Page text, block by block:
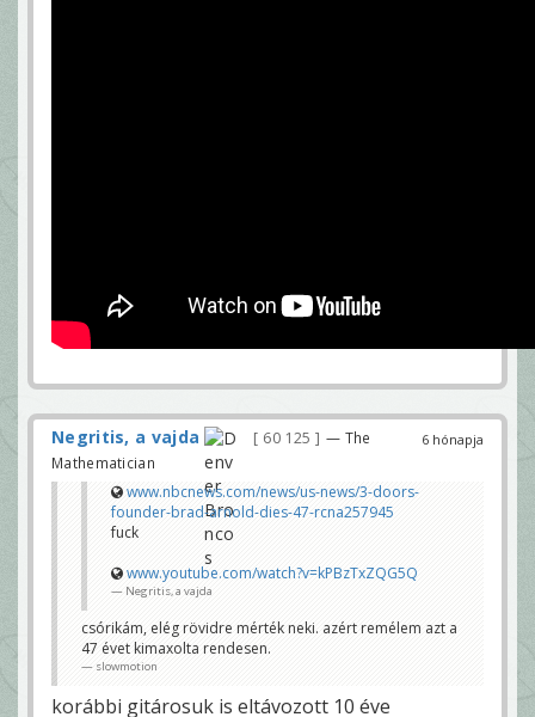
6 hónapja
Negritis, a vajda 60 125
— The
Mathematician
www.nbcnews.com/news/us-news/3-doors-
founder-brad-arnold-dies-47-rcna257945
fuck
www.youtube.com/watch?v=kPBzTxZQG5Q
Negritis, a vajda
csórikám, elég rövidre mérték neki. azért remélem azt a
47 évet kimaxolta rendesen.
slowmotion
korábbi gitárosuk is eltávozott 10 éve